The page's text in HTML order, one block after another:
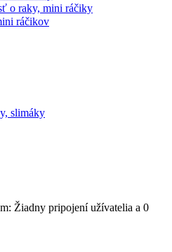
o raky, mini ráčiky
ráčikov
slimáky
Žiadny pripojení užívatelia a 0